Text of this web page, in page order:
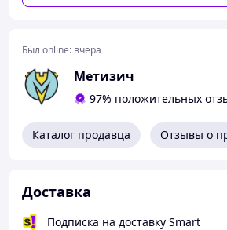
Был online: вчера
Метизич
97% положительных
Каталог продавца Отзывы о
Доставка
Подписка на доставку Smart